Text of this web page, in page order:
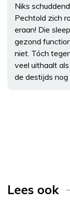
Niks
Pechtold zich
eraan! Die
gezond
niet. Tóch
veel uithaalt
de destijds nog
Lees ook